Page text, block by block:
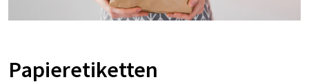
Papieretiketten